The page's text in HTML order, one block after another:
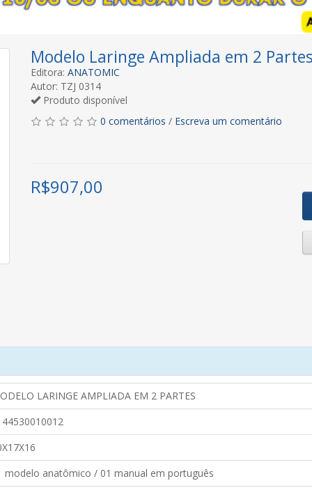
Modelo Laringe Ampliada em 2
Editora: ANATOMIC
Autor: TZJ 0314
Produto disponível
0 comentários / Escreva um comentário
R$907,00
LARINGE AMPLIADA EM 2 PARTES
modelo anatômico / 01 manual em português